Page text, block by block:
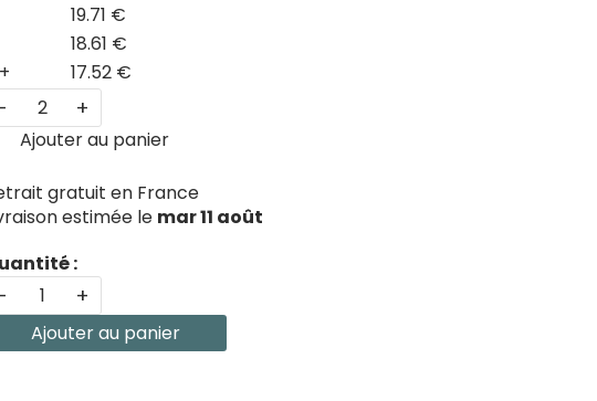
19.71 €
18.61 €
17.52 €
+
Ajouter au panier
gratuit en France
estimée le mar 11 août
:
+
Ajouter au panier